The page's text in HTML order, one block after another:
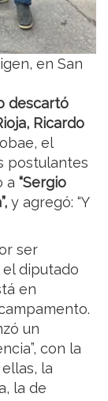
en San
descartó
Ricardo
el
postulantes
a “Sergio
y agregó: “Y
ser
diputado
en
un
con la
la
la de